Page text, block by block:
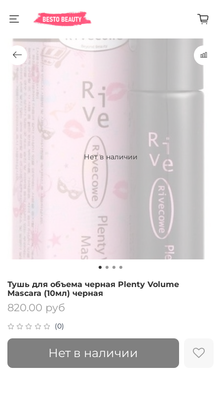
Нет в наличии
(0)
Тушь для объема черная Plenty Volume
Mascara (10мл) черная
820.00 руб
Нет в наличии